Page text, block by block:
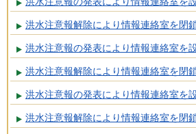
洪水注意報解除により情報連絡室を閉
洪水注意報の発表により情報連絡室を
洪水注意報解除により情報連絡室を閉
洪水注意報の発表により情報連絡室を
洪水注意報解除により情報連絡室を閉